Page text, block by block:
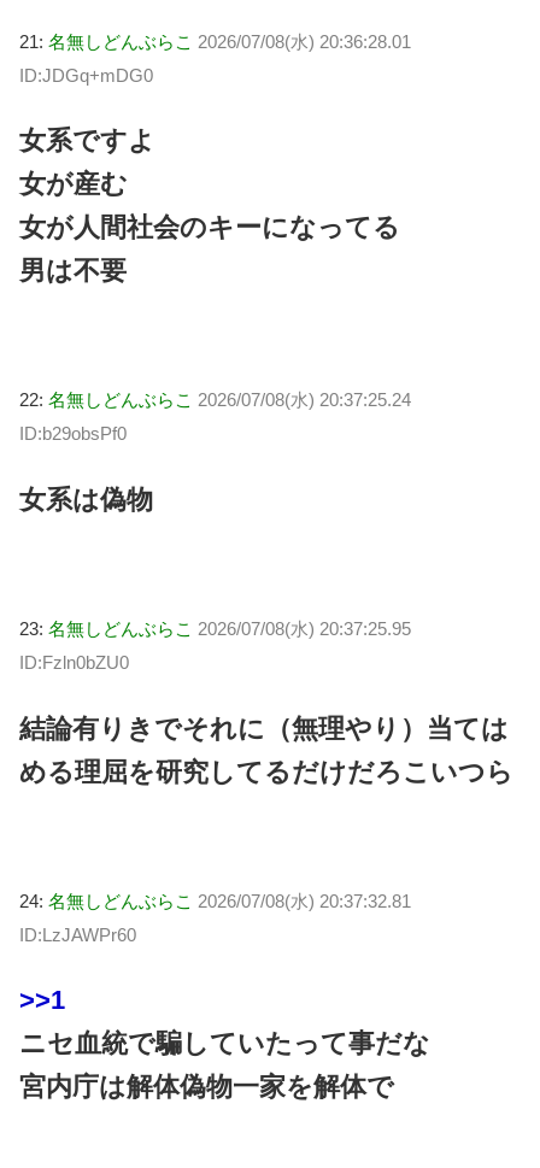
21: 名無しどんぶらこ 2026/07/08(水) 20:36:28.01
ID:JDGq+mDG0
女系ですよ
女が産む
女が人間社会のキーになってる
男は不要
22: 名無しどんぶらこ 2026/07/08(水) 20:37:25.24
ID:b29obsPf0
女系は偽物
23: 名無しどんぶらこ 2026/07/08(水) 20:37:25.95
ID:Fzln0bZU0
結論有りきでそれに（無理やり）当ては
める理屈を研究してるだけだろこいつら
24: 名無しどんぶらこ 2026/07/08(水) 20:37:32.81
ID:LzJAWPr60
>>1
ニセ血統で騙していたって事だな
宮内庁は解体偽物一家を解体で